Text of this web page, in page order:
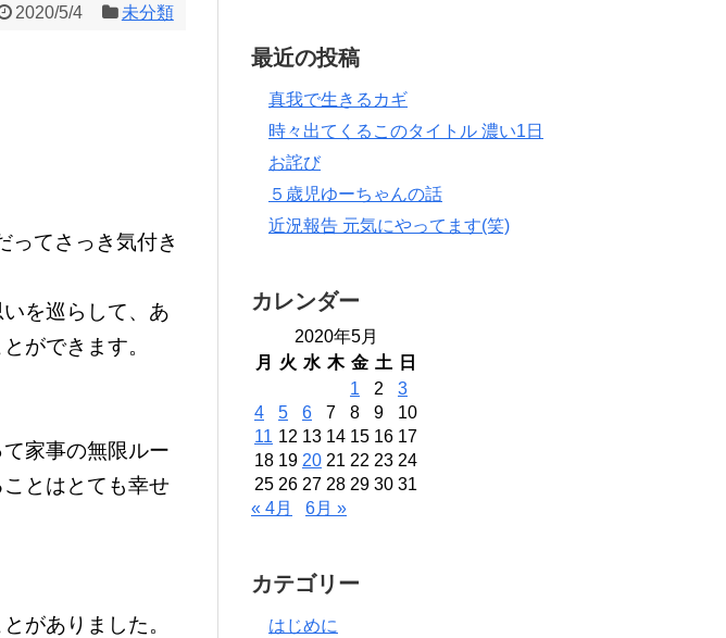
2020/5/4 未分類
ってさっき気付き
を巡らして、あ
ができます。
家事の無限ルー
とはとても幸せ
がありました。
最近の投稿
真我で生きるカギ
時々出てくるこのタイトル 濃い1日
お詫び
５歳児ゆーちゃんの話
近況報告 元気にやってます(笑)
カレンダー
2020年5月
月
火 水 木 金 土
日
1
2
3
4
5 6 7 8 9
10
11 12 13 14 15 16 17
18 19 20 21 22 23 24
25 26 27 28 29 30 31
« 4月
6月 »
カテゴリー
はじめに